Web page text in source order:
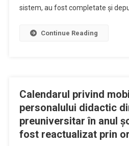
sistem, au fost completate și
Continue Reading
Calendarul privind
personalului didactic
preuniversitar în anul
fost reactualizat prin